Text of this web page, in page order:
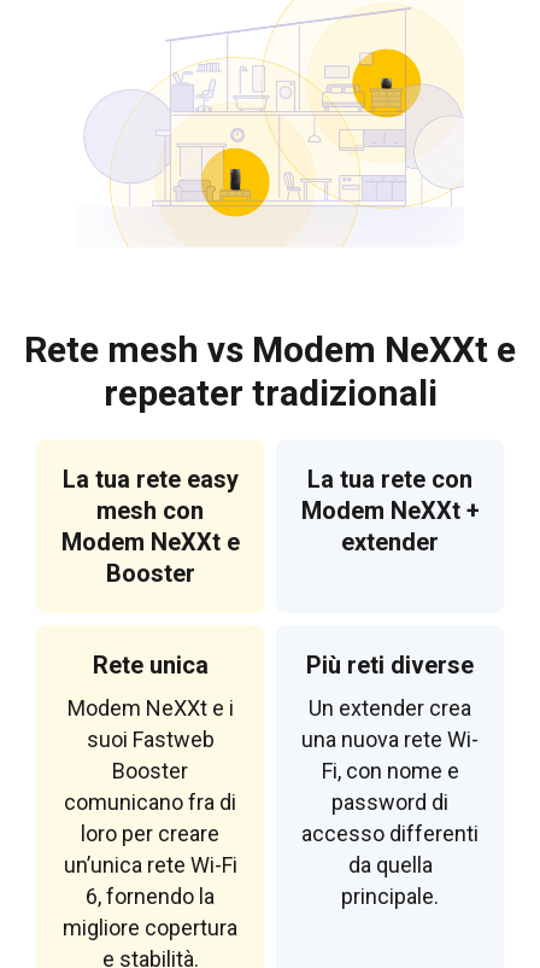
Rete mesh vs Modem NeXXt e
repeater tradizionali
La tua rete easy
mesh con
Modem NeXXt e
Booster
La tua rete con
Modem NeXXt +
extender
Rete unica
Modem NeXXt e i
suoi Fastweb
Booster
comunicano fra di
loro per creare
un’unica rete Wi-Fi
6, fornendo la
migliore copertura
e stabilità.
Più reti diverse
Un extender crea
una nuova rete Wi-
Fi, con nome e
password di
accesso differenti
da quella
principale.